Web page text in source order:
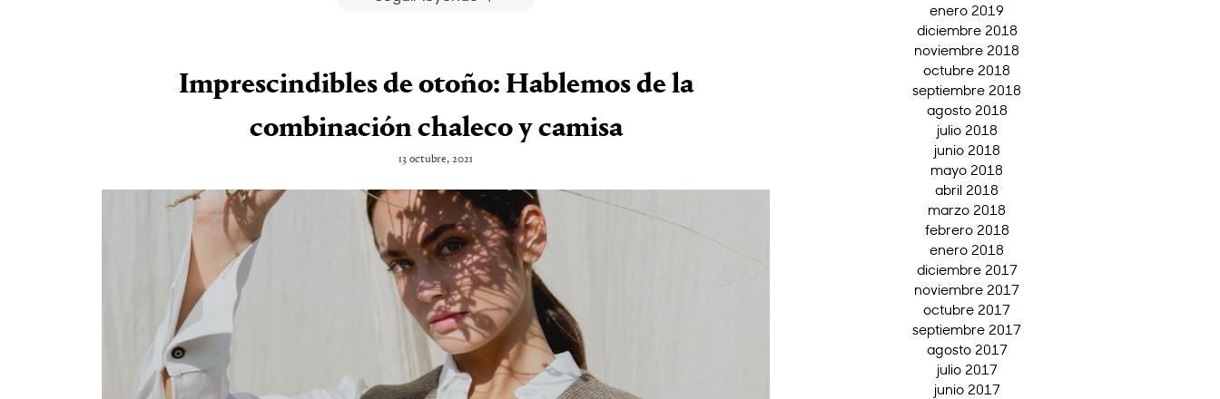
Imprescindibles de otoño: Hablemos de la
combinación chaleco y camisa
13 octubre, 2021
enero 2019
diciembre 2018
noviembre 2018
octubre 2018
septiembre 2018
agosto 2018
julio 2018
junio 2018
mayo 2018
abril 2018
marzo 2018
febrero 2018
enero 2018
diciembre 2017
noviembre 2017
octubre 2017
septiembre 2017
agosto 2017
julio 2017
junio 2017